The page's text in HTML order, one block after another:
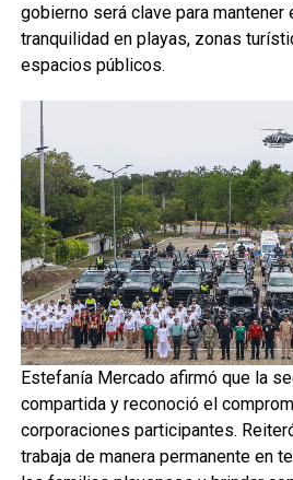
gobierno será clave para mantener
tranquilidad en playas, zonas
espacios públicos.
Estefanía Mercado afirmó que la
compartida y reconoció el
corporaciones participantes.
trabaja de manera permanente en